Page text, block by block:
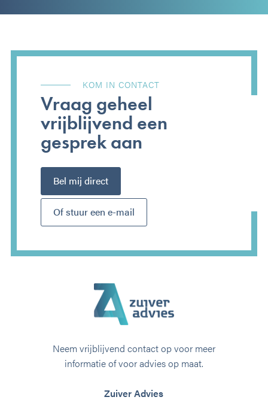
KOM IN CONTACT
Vraag geheel
vrijblijvend een
gesprek aan
Bel mij direct
Of stuur een e-mail
Neem vrijblijvend contact op voor meer
informatie of voor advies op maat.
Zuiver Advies